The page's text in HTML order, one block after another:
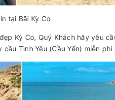
tại Bãi Kỳ Co
Kỳ Co, Quý Khách hãy yêu
Tình Yêu (Cầu Yến) miễn